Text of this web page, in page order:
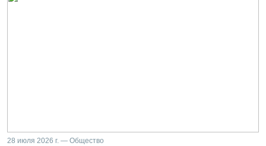
28 июля 2026 г. — Общество